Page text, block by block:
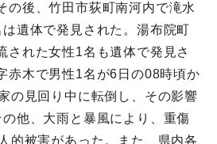
の後、竹田市荻町南河内で滝水
遺体で発見された。湯布院町
された女性1名も遺体で発見さ
赤木で男性1名が6日の08時頃か
の見回り中に転倒し、その影響
他、大雨と暴風により、重傷
的被害があった。また、県内各